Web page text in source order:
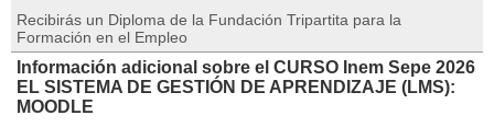
Recibirás un Diploma de la Fundación Tripartita para la
Formación en el Empleo
Información adicional sobre el CURSO Inem Sepe 2026
EL SISTEMA DE GESTIÓN DE APRENDIZAJE (LMS):
MOODLE